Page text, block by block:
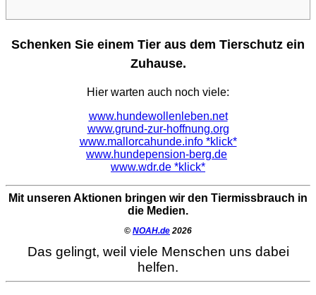
Schenken Sie einem Tier aus dem Tierschutz ein
Zuhause.
Hier warten auch noch viele:
www.hundewollenleben.net
www.grund-zur-hoffnung.org
www.mallorcahunde.info *klick*
www.hundepension-berg.de
www.wdr.de *klick*
Mit unseren Aktionen bringen wir den Tiermissbrauch in
die Medien.
© NOAH.de 2026
Das gelingt, weil viele Menschen uns dabei
helfen.